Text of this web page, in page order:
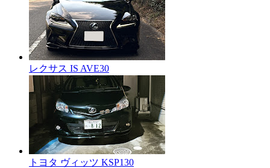
レクサス IS AVE30
トヨタ ヴィッツ KSP130